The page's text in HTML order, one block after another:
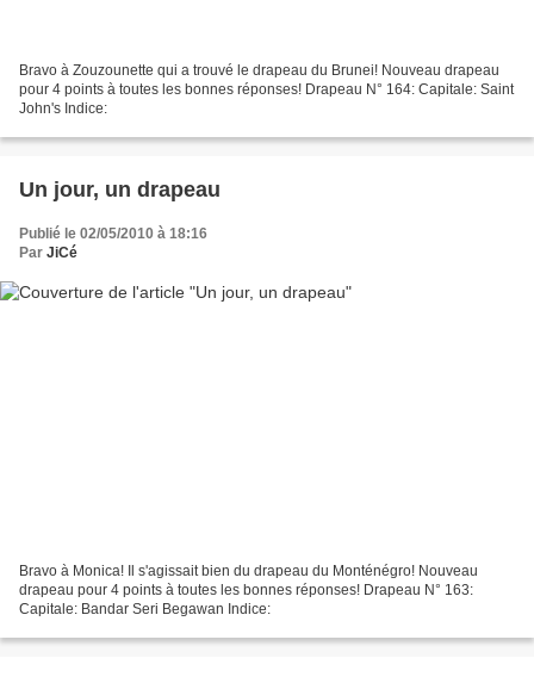
Bravo à Zouzounette qui a trouvé le drapeau du Brunei! Nouveau drapeau
pour 4 points à toutes les bonnes réponses! Drapeau N° 164: Capitale: Saint
John's Indice:
Un jour, un drapeau
Publié le 02/05/2010 à 18:16
Par JiCé
Bravo à Monica! Il s'agissait bien du drapeau du Monténégro! Nouveau
drapeau pour 4 points à toutes les bonnes réponses! Drapeau N° 163:
Capitale: Bandar Seri Begawan Indice: